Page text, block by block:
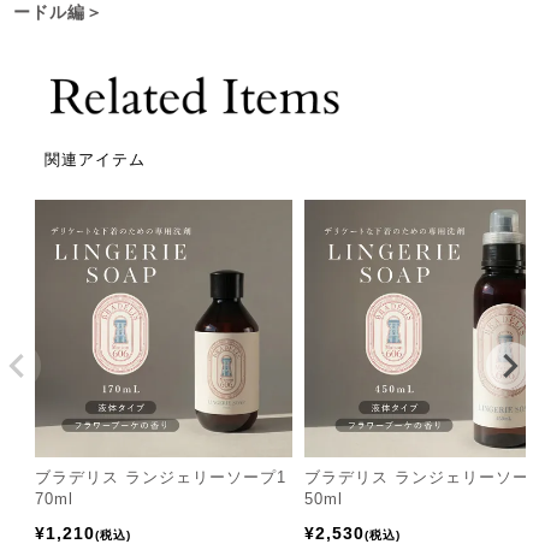
ードル編＞
関連アイテム
ブラデリス ランジェリーソープ1
70ml
¥1,210 税込
ブラデリス ランジェリーソー
50ml
¥2,530 税込